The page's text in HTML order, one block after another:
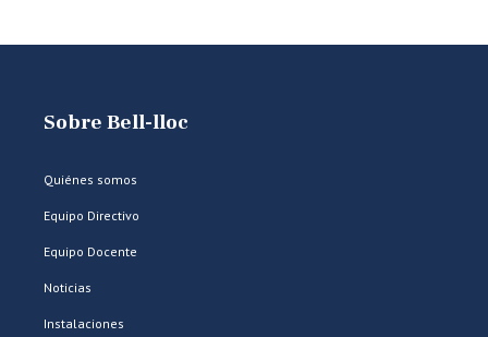
Sobre Bell-lloc
Quiénes somos
Equipo Directivo
Equipo Docente
Noticias
Instalaciones